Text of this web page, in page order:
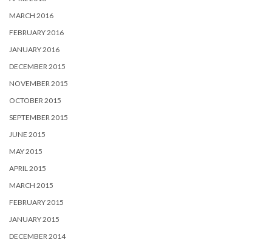
MARCH 2016
FEBRUARY 2016
JANUARY 2016
DECEMBER 2015
NOVEMBER 2015
OCTOBER 2015
SEPTEMBER 2015
JUNE 2015
MAY 2015
APRIL 2015
MARCH 2015
FEBRUARY 2015
JANUARY 2015
DECEMBER 2014